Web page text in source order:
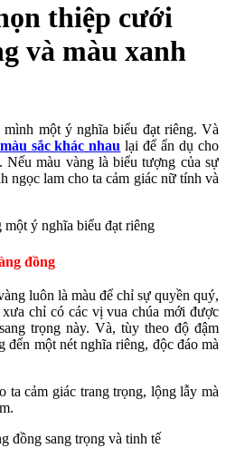
thiệp cưới
và màu xanh
một ý nghĩa biểu đạt riêng. Và
sắc khác nhau lại để ẩn dụ cho
màu vàng là biểu tượng của sự
ngọc lam cho ta cảm giác nữ tính và
một ý nghĩa biểu đạt riêng
đồng
luôn là màu để chỉ sự quyền quý,
chỉ có các vị vua chúa mới được
trọng này. Và, tùy theo độ đậm
đến một nét nghĩa riêng, độc đáo mà
ta cảm giác trang trọng, lộng lẫy mà
đồng sang trọng và tinh tế